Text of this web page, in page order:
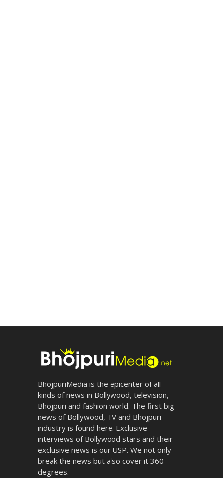
BhojpuriMedia is the epicenter of all
kinds of news in Bollywood, television,
Bhojpuri and fashion world. The first big
news of Bollywood, TV and Bhojpuri
industry is found here. Exclusive
interviews of Bollywood stars and their
exclusive news is our USP. We not only
break the news but also cover it 360
degrees.